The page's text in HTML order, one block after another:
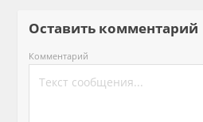
Оставить комментарий
Комментарий